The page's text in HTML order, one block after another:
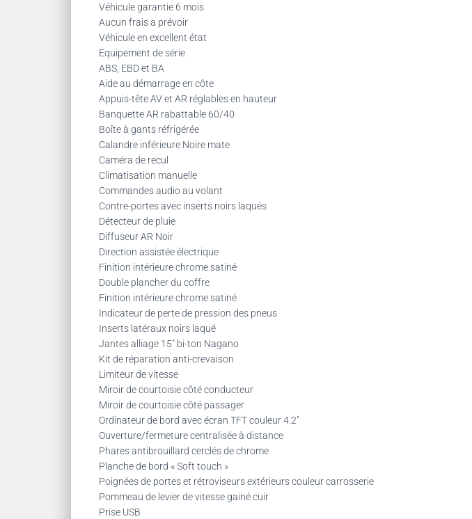
Véhicule garantie 6 mois
Aucun frais a prévoir
Véhicule en excellent état
Equipement de série
ABS, EBD et BA
Aide au démarrage en côte
Appuis-tête AV et AR réglables en hauteur
Banquette AR rabattable 60/40
Boîte à gants réfrigérée
Calandre inférieure Noire mate
Caméra de recul
Climatisation manuelle
Commandes audio au volant
Contre-portes avec inserts noirs laqués
Détecteur de pluie
Diffuseur AR Noir
Direction assistée électrique
Finition intérieure chrome satiné
Double plancher du coffre
Finition intérieure chrome satiné
Indicateur de perte de pression des pneus
Inserts latéraux noirs laqué
Jantes alliage 15″ bi-ton Nagano
Kit de réparation anti-crevaison
Limiteur de vitesse
Miroir de courtoisie côté conducteur
Miroir de courtoisie côté passager
Ordinateur de bord avec écran TFT couleur 4.2″
Ouverture/fermeture centralisée à distance
Phares antibrouillard cerclés de chrome
Planche de bord « Soft touch »
Poignées de portes et rétroviseurs extérieurs couleur carrosserie
Pommeau de levier de vitesse gainé cuir
Prise USB